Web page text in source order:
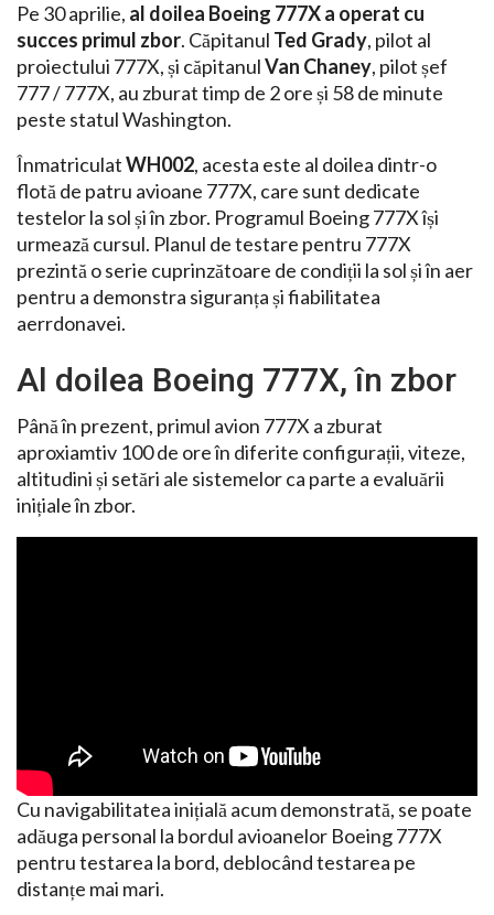
Pe 30 aprilie, al doilea Boeing 777X a operat cu
succes primul zbor. Căpitanul Ted Grady, pilot al
proiectului 777X, și căpitanulVan Chaney, pilot șef
777 / 777X, au zburat timp de 2 ore și 58 de minute
peste statul Washington.
ÎnmatriculatWH002, acesta este al doilea dintr-o
flotă de patru avioane 777X, care sunt dedicate
testelor la sol și în zbor. Programul Boeing 777X își
urmează cursul. Planul de testare pentru 777X
prezintă o serie cuprinzătoare de condiții la sol și în aer
pentru a demonstra siguranța și fiabilitatea
aerrdonavei.
Al doilea Boeing 777X, în zbor
Până în prezent, primul avion 777X a zburat
aproxiamtiv 100 de ore în diferite configurații, viteze,
altitudini și setări ale sistemelor ca parte a evaluării
inițiale în zbor.
Cu navigabilitatea inițială acum demonstrată, se poate
adăuga personal la bordul avioanelor Boeing 777X
pentru testarea la bord, deblocând testarea pe
distanțe mai mari.